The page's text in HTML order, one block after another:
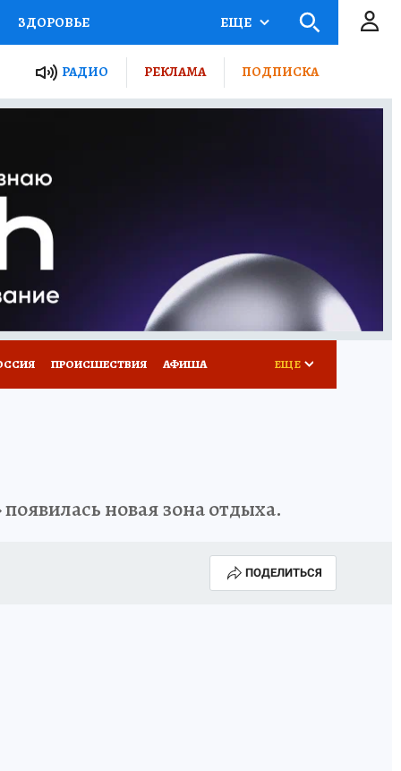
ЗДОРОВЬЕ
РОССИИ
ПУТЕВОДИТЕЛЬ
ПОТРЕБИТЕЛЯ
ЕЩЕ
РАДИО РЕКЛАМА ПОДПИСКА
ПРОИСШЕСТВИЯ АФИША ЕЩЕ
новая зона отдыха.
ПОДЕЛИТЬСЯ